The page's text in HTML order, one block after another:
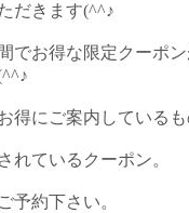
だきます(^^♪
お得な限定クーポン
得にご案内しているも
れているクーポン。
予約下さい。